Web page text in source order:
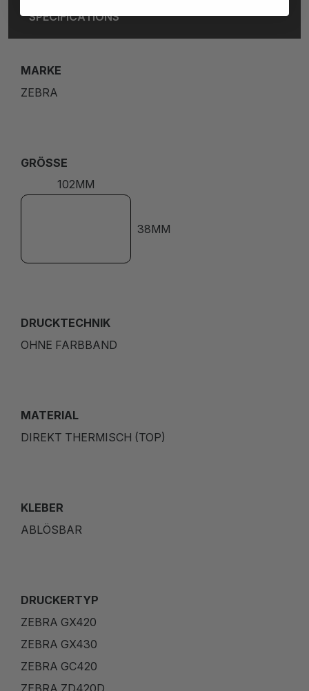
SPECIFICATIONS
MARKE
ZEBRA
GRÖSSE
102MM
38MM
DRUCKTECHNIK
OHNE FARBBAND
MATERIAL
DIREKT THERMISCH (TOP)
KLEBER
ABLÖSBAR
DRUCKERTYP
ZEBRA GX420
ZEBRA GX430
ZEBRA GC420